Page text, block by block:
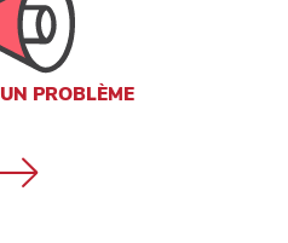
PROBLÈME